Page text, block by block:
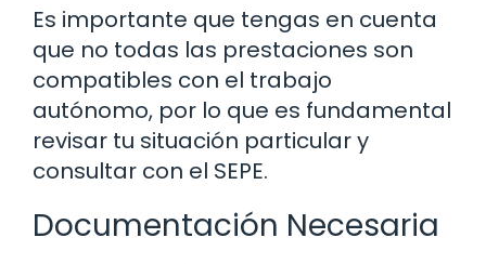
Es importante que tengas en cuenta
que no todas las prestaciones son
compatibles con el trabajo
autónomo, por lo que es fundamental
revisar tu situación particular y
consultar con el SEPE.
Documentación Necesaria